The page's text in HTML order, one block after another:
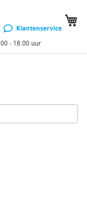
Klantenservice
- 18.00 uur